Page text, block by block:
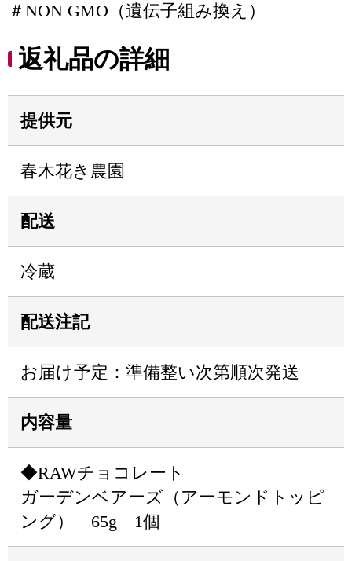
＃NON GMO（遺伝子組み換え）
返礼品の詳細
提供元
春木花き農園
配送
冷蔵
配送注記
お届け予定：準備整い次第順次発送
内容量
◆RAWチョコレート
ガーデンベアーズ（アーモンドトッピ
ング） 65g 1個